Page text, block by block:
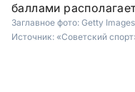
баллами
Заглавное фото: Getty Images
Источник: «Советский